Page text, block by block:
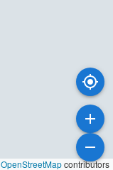
OpenStreetMapcontributors